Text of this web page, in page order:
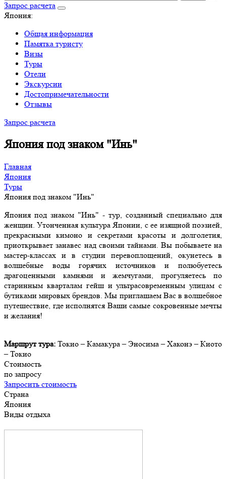
Запрос расчета
Япония:
Общая информация
Памятка туристу
Визы
Туры
Отели
Экскурсии
Достопримечательности
Отзывы
Запрос расчета
Япония под знаком "Инь"
Главная
Япония
Туры
Япония под знаком "Инь"
Япония под знаком "Инь" - тур, созданный специально для
женщин. Утонченная культура Японии, с ее изящной поэзией,
прекрасными кимоно и секретами красоты и долголетия,
приоткрывает занавес над своими тайнами. Вы побываете на
мастер-классах и в студии перевоплощений, окунетесь в
волшебные воды горячих источников и полюбуетесь
драгоценными камнями и жемчугами, прогуляетесь по
старинным кварталам гейш и ультрасовременным улицам с
бутиками мировых брендов. Мы приглашаем Вас в волшебное
путешествие, где исполнятся Ваши самые сокровенные мечты
и желания!
Маршрут тура: Токио – Камакура – Эносима – Хаконэ – Киото
– Токио
Стоимость
по запросу
Запросить стоимость
Страна
Япония
Виды отдыха